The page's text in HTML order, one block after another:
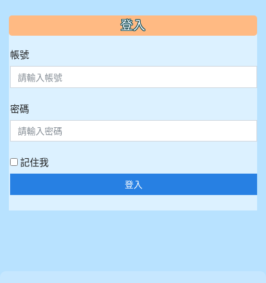
::: 登入
帳號
密碼
記住我
登入